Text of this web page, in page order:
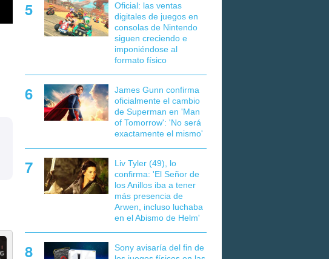
Oficial: las ventas
digitales de juegos en
consolas de Nintendo
siguen creciendo e
imponiéndose al
formato físico
James Gunn confirma
oficialmente el cambio
de Superman en 'Man
of Tomorrow': 'No será
exactamente el mismo'
Liv Tyler (49), lo
confirma: 'El Señor de
los Anillos iba a tener
más presencia de
Arwen, incluso luchaba
en el Abismo de Helm'
Sony avisaría del fin de